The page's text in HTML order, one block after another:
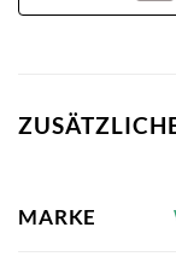
MARKE